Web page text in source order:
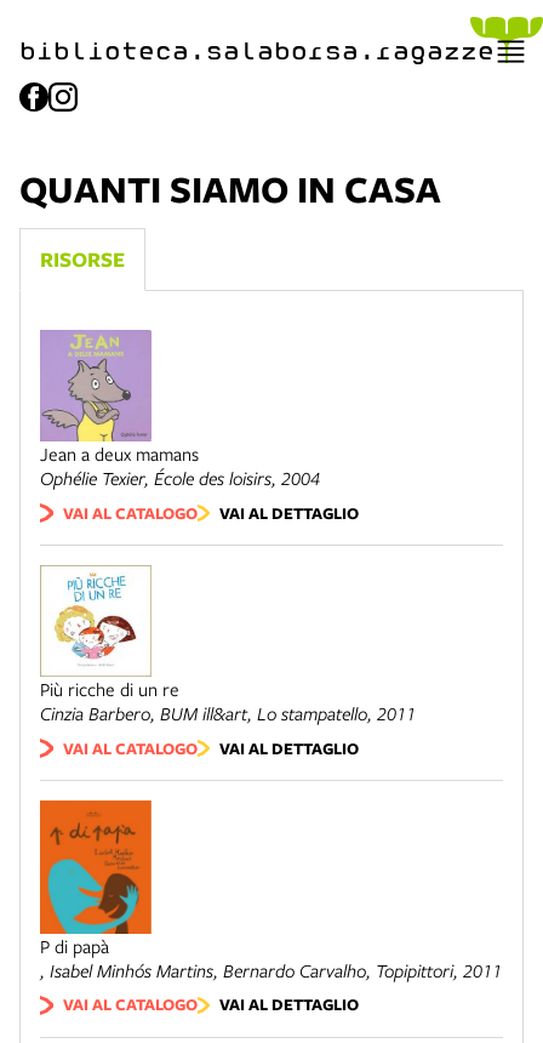
biblioteca.​salaborsa.ragazze
QUANTI SIAMO IN CASA
RISORSE
Jean a deux mamans
Ophélie Texier, École des loisirs, 2004
VAI AL CATALOGO VAI AL DETTAGLIO
Più ricche di un re
Cinzia Barbero, BUM ill&art, Lo stampatello, 2011
VAI AL CATALOGO VAI AL DETTAGLIO
P di papà
, Isabel Minhós Martins, Bernardo Carvalho, Topipittori, 2011
VAI AL CATALOGO VAI AL DETTAGLIO